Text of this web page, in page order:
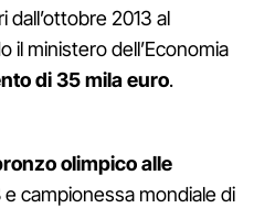
dall’ottobre 2013 al
il ministero dell’Economia
di 35 mila euro.
olimpico alle
e campionessa mondiale di